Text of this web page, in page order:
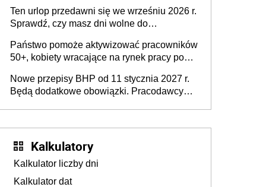
pracodawców [WYWIAD]
Ten urlop przedawni się we wrześniu 2026 r.
Sprawdź, czy masz dni wolne do
Państwo pomoże aktywizować pracowników
50+, kobiety wracające na rynek pracy po
osoby neuroatypowe. Powstanie Fundusz
na rzecz Inkluzywności w Zatrudnianiu?
Nowe przepisy BHP od 11 stycznia 2027 r.
Będą dodatkowe obowiązki. Pracodawcy
Kalkulatory
Kalkulator liczby dni
Kalkulator dat